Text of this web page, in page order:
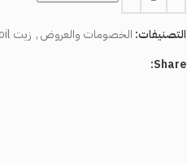
التصنيفات: الخصومات والعروض, زيت body oil
Share: